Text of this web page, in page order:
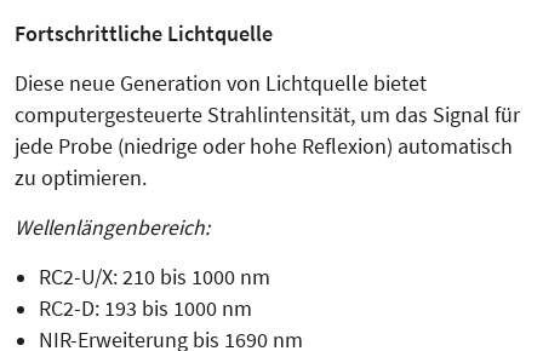
Fortschrittliche Lichtquelle
Diese neue Generation von Lichtquelle bietet
computergesteuerte Strahlintensität, um das Signal für
jede Probe (niedrige oder hohe Reflexion) automatisch
zu optimieren.
Wellenlängenbereich:
RC2-U/X: 210 bis 1000 nm
RC2-D: 193 bis 1000 nm
NIR-Erweiterung bis 1690 nm